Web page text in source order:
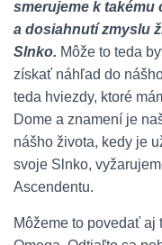
smerujeme k takému
a dosiahnutí zmyslu
Slnko. Môže to teda
získať náhľad do
teda hviezdy, ktoré
Dome a znamení je
nášho života, kedy je
svoje Slnko,
Ascendentu.
Môžeme to povedať aj